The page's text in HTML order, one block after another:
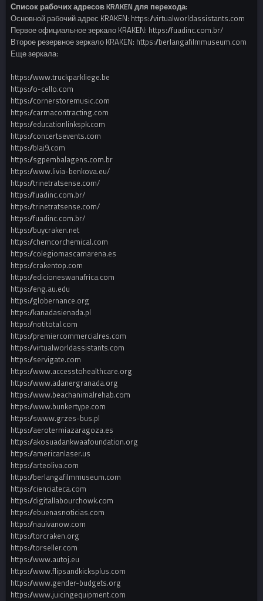
Список рабочих адресов KRAKEN для перехода:
Основной рабочий адрес KRAKEN: https://virtualworldassistants.com
Первое официальное зеркало KRAKEN: https://fuadinc.com.br/
Второе резервное зеркало KRAKEN: https://berlangafilmmuseum.com
Еще зеркала:
https://www.truckparkliege.be
https://o-cello.com
https://cornerstoremusic.com
https://carmacontracting.com
https://educationlinkspk.com
https://concertsevents.com
https://blai9.com
https://sgpembalagens.com.br
https://www.livia-benkova.eu/
https://trinetratsense.com/
https://fuadinc.com.br/
https://trinetratsense.com/
https://fuadinc.com.br/
https://buycraken.net
https://chemcorchemical.com
https://colegiomascamarena.es
https://crakentop.com
https://edicioneswanafrica.com
https://eng.au.edu
https://globernance.org
https://kanadasienada.pl
https://notitotal.com
https://premiercommercialres.com
https://virtualworldassistants.com
https://servigate.com
https://www.accesstohealthcare.org
https://www.adanergranada.org
https://www.beachanimalrehab.com
https://www.bunkertype.com
https://swww.grzes-bus.pl
https://aerotermiazaragoza.es
https://akosuadankwaafoundation.org
https://americanlaser.us
https://arteoliva.com
https://berlangafilmmuseum.com
https://cienciateca.com
https://digitallabourchowk.com
https://ebuenasnoticias.com
https://nauivanow.com
https://torcraken.org
https://torseller.com
https://www.autoj.eu
https://www.flipsandkicksplus.com
https://www.gender-budgets.org
https://www.juicingequipment.com